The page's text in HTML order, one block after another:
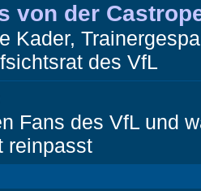
von der
Kader,
des VfL
Fans des VfL und
reinpasst